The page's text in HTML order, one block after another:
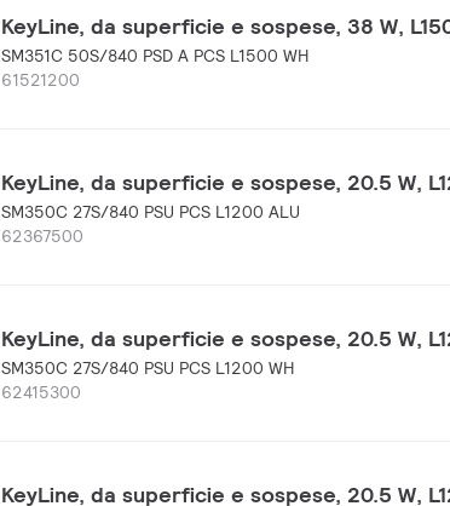
KeyLine, da superficie e sospese, 38 W,
SM351C 50S/840 PSD A PCS L1500 WH
61521200
KeyLine, da superficie e sospese, 20.5 W,
SM350C 27S/840 PSU PCS L1200 ALU
62367500
KeyLine, da superficie e sospese, 20.5 W,
SM350C 27S/840 PSU PCS L1200 WH
62415300
KeyLine, da superficie e sospese, 20.5 W,